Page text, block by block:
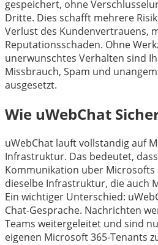
gespeichert, ohne
Dritte. Dies schafft mehrere
Verlust des Kundenvertrauens,
Reputationsschaden. Ohne
unerwunschtes Verhalten sind
Missbrauch, Spam und
ausgesetzt.
Wie uWebChat
uWebChat lauft vollstandig auf
Infrastruktur. Das bedeutet,
Kommunikation uber Microsofts
dieselbe Infrastruktur, die auch
Ein wichtiger Unterschied:
Chat-Gesprache. Nachrichten
Teams weitergeleitet und sind
eigenen Microsoft 365-Tenants